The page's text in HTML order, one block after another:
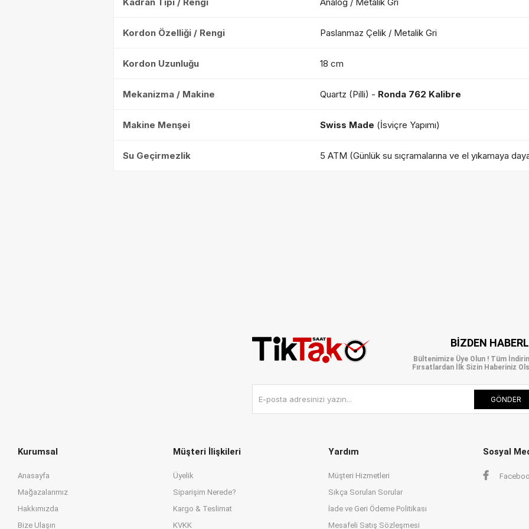
Kordon Özelliği / Rengi Paslanmaz Çelik / Metalik Gri
Kordon Uzunluğu 18 cm
Mekanizma / Makine Quartz (Pilli) - Ronda 762 Kalibre
Makine Menşei Swiss Made (İsviçre Yapımı)
Su Geçirmezlik 5 ATM (Günlük su sıçramalarına ve el yıkamaya
BIZDEN
Bültenimize Üye Olun ! Tüm
Fırsatlardan İlk Sizin Haberiniz
GÖNDER
Kurumsal
Anasayfa
Mağazalarımız
Hakkımızda
Bize Ulaşın
Müşteri İlişkileri
Üyelik
Siparişim Nerede?
Kargo & Teslimat
KVKK
Yardım
Müşteri Hizmetleri
Sıkça Sorulan Sorular
İade ve Geri Ödeme Politikası
Mesafeli Satış Sözleşmesi
Sosyal